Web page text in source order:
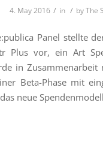
4. May 2016 / in / byThe
Panel stellte
Plus vor, ein Art
in
Beta-Phase mit
neue